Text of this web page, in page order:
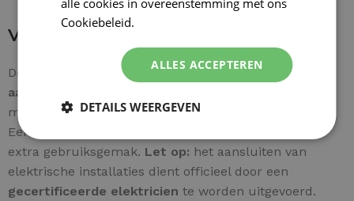
Verbinding maken met thermostaat
De bedrading is zonder problemen aan te sluiten. De
aardkabel van de mat
met de
hoofd-aardleidingvoor een veilige installatie.
Een
extra gebruiksgemak. Let op: het aansluiten van
elektrische installaties dient officieel door een
gecertificeerde elektricien te worden uitgevoerd.
alle cookies in overeenstemming met ons
Cookiebeleid.
ALLES ACCEPTEREN
DETAILS WEERGEVEN